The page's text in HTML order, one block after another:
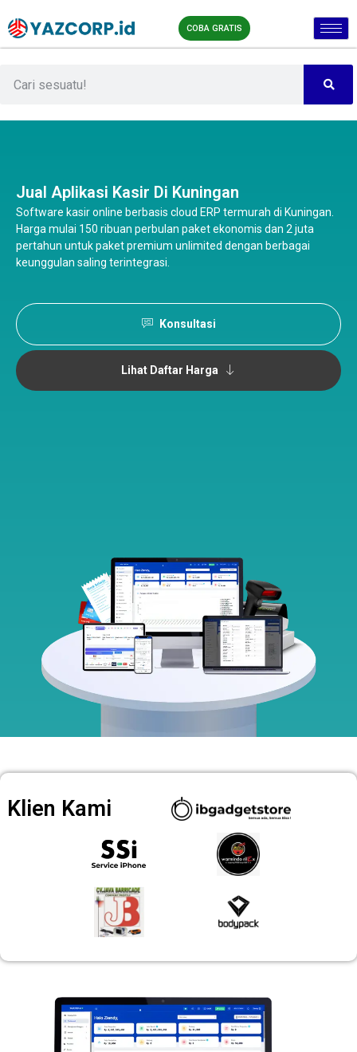
COBA GRATIS
Jual Aplikasi Kasir Di Kuningan
Software kasir online berbasis cloud ERP termurah di Kuningan.
Harga mulai 150 ribuan perbulan paket ekonomis dan 2 juta
pertahun untuk paket premium unlimited dengan berbagai
keunggulan saling terintegrasi.
Konsultasi
Lihat Daftar Harga
Klien Kami